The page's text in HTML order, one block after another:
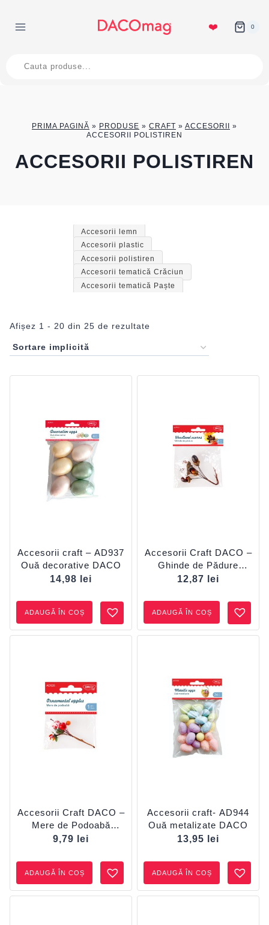
content
❤️ 0
search
PRIMA PAGINĂ » PRODUSE » CRAFT » ACCESORII
»
ACCESORII POLISTIREN
ACCESORII POLISTIREN
Afișez 1 - 20 din 25 de rezultate
Accesorii craft – AD937
Ouă decorative DACO
14,98
lei
ADAUGĂ ÎN COȘ
Accesorii Craft DACO –
Ghinde de Pădure
AD527
12,87 lei
ADAUGĂ ÎN COȘ
Accesorii Craft DACO –
Mere de Podoabă
AD528
9,79 lei
ADAUGĂ ÎN COȘ
Accesorii craft- AD944
Ouă metalizate DACO
13,95
lei
ADAUGĂ ÎN COȘ
Accesorii lemn
Accesorii plastic
Accesorii polistiren
Accesorii tematică Crăciun
Accesorii tematică Paște